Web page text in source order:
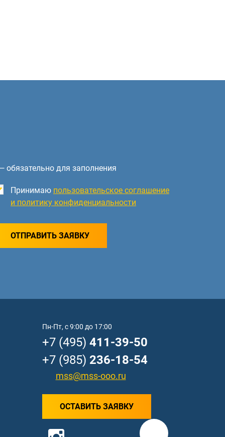
обязательно для заполнения
Принимаю пользовательское соглашение
и политику конфиденциальности
ОТПРАВИТЬ ЗАЯВКУ
Пн-Пт, с 9:00 до 17:00
+7 (495) 411-39-50
+7 (985) 236-18-54
mss@mss-ooo.ru
ОСТАВИТЬ ЗАЯВКУ